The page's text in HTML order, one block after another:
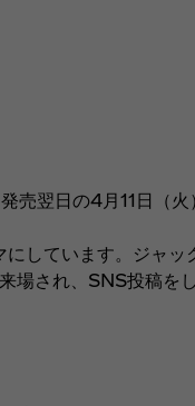
売翌日の4月11日（火
しています。ジャッ
場され、SNS投稿を